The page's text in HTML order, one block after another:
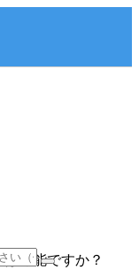
可能ですか？